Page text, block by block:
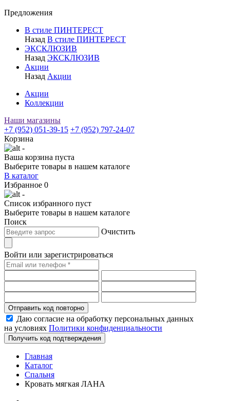
Предложения
В стиле ПИНТЕРЕСТ
Назад В стиле ПИНТЕРЕСТ
ЭКСКЛЮЗИВ
Назад ЭКСКЛЮЗИВ
Акции
Назад Акции
Акции
Коллекции
Наши магазины
+7 (952) 051-39-15 +7 (952) 797-24-07
Корзина
-
Ваша корзина пуста
Выберите товары в нашем каталоге
В каталог
Избранное 0
-
Список избранного пуст
Выберите товары в нашем каталоге
Поиск
Очистить
Войти или зарегистрироваться
Отправить код повторно
Даю согласие на обработку персональных данных
на условиях Политики конфиденциальности
Получить код подтверждения
Главная
Каталог
Спальня
Кровать мягкая ЛАНА